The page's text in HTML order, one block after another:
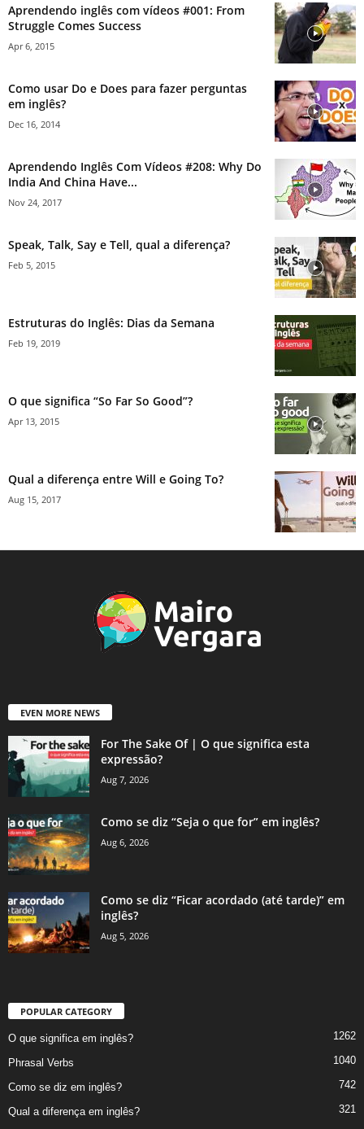
Aprendendo inglês com vídeos #001: From
Struggle Comes Success
Apr 6, 2015
Como usar Do e Does para fazer perguntas
em inglês?
Dec 16, 2014
Aprendendo Inglês Com Vídeos #208: Why Do
India And China Have...
Nov 24, 2017
Speak, Talk, Say e Tell, qual a diferença?
Feb 5, 2015
Estruturas do Inglês: Dias da Semana
Feb 19, 2019
O que significa “So Far So Good”?
Apr 13, 2015
Qual a diferença entre Will e Going To?
Aug 15, 2017
EVEN MORE NEWS
For The Sake Of | O que significa esta
expressão?
Aug 7, 2026
Como se diz “Seja o que for” em inglês?
Aug 6, 2026
Como se diz “Ficar acordado (até tarde)” em
inglês?
Aug 5, 2026
POPULAR CATEGORY
O que significa em inglês? 1262
Phrasal Verbs 1040
Como se diz em inglês? 742
Qual a diferença em inglês?
321